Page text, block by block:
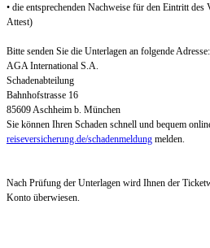
• die entsprechenden Nachweise für den Eintritt
Attest)
Bitte senden Sie die Unterlagen an folgende Adresse:
AGA International S.A.
Schadenabteilung
Bahnhofstrasse 16
85609 Aschheim b. München
Sie können Ihren Schaden schnell und bequem
reiseversicherung.de/schadenmeldung melden.
Nach Prüfung der Unterlagen wird Ihnen der
Konto überwiesen.